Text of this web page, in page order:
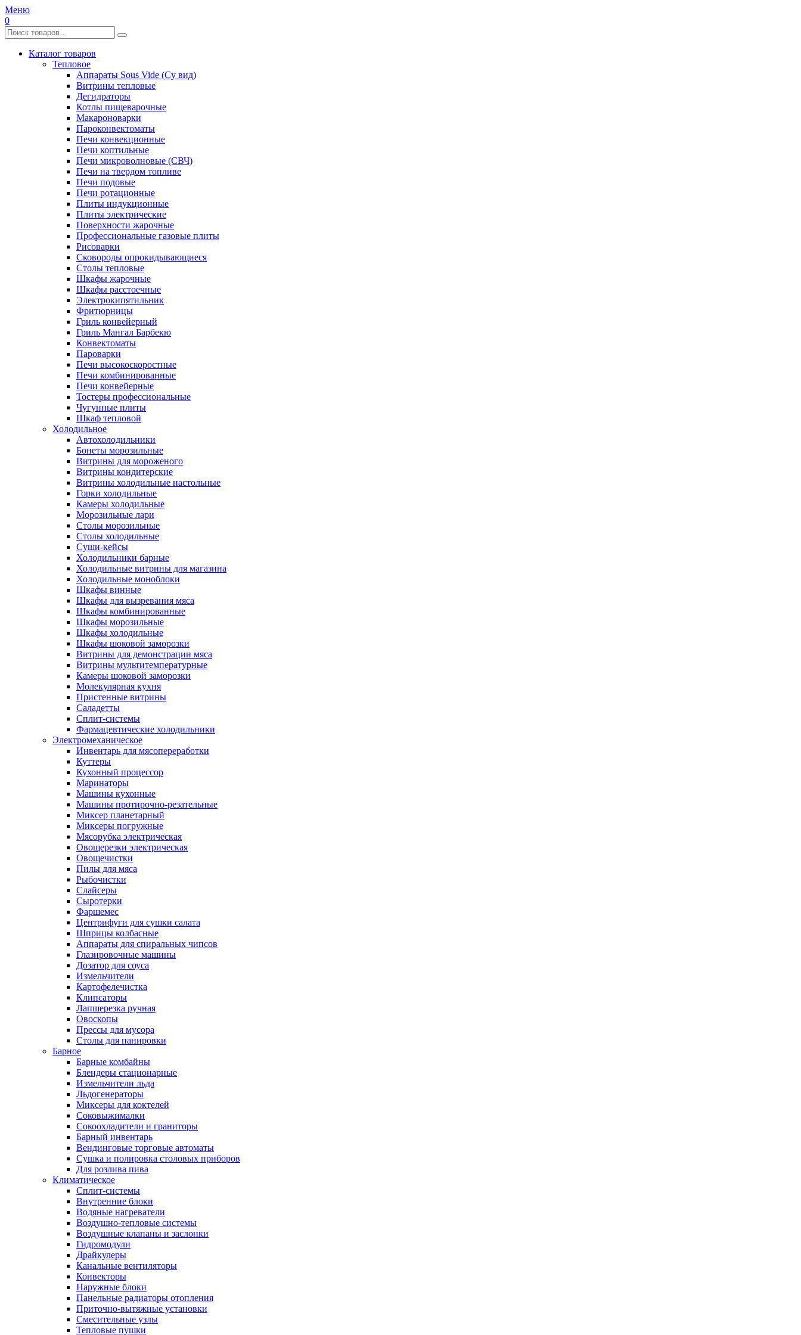
Меню
0
Каталог товаров
Тепловое
Аппараты Sous Vide (Су вид)
Витрины тепловые
Дегидраторы
Котлы пищеварочные
Макароноварки
Пароконвектоматы
Печи конвекционные
Печи коптильные
Печи микроволновые (СВЧ)
Печи на твердом топливе
Печи подовые
Печи ротационные
Плиты индукционные
Плиты электрические
Поверхности жарочные
Профессиональные газовые плиты
Рисоварки
Сковороды опрокидывающиеся
Столы тепловые
Шкафы жарочные
Шкафы расстоечные
Электрокипятильник
Фритюрницы
Гриль конвейерный
Гриль Мангал Барбекю
Конвектоматы
Пароварки
Печи высокоскоростные
Печи комбинированные
Печи конвейерные
Тостеры профессиональные
Чугунные плиты
Шкаф тепловой
Холодильное
Автохолодильники
Бонеты морозильные
Витрины для мороженого
Витрины кондитерские
Витрины холодильные настольные
Горки холодильные
Камеры холодильные
Морозильные лари
Столы морозильные
Столы холодильные
Суши-кейсы
Холодильники барные
Холодильные витрины для магазина
Холодильные моноблоки
Шкафы винные
Шкафы для вызревания мяса
Шкафы комбинированные
Шкафы морозильные
Шкафы холодильные
Шкафы шоковой заморозки
Витрины для демонстрации мяса
Витрины мультитемпературные
Камеры шоковой заморозки
Молекулярная кухня
Пристенные витрины
Саладетты
Сплит-системы
Фармацевтические холодильники
Электромеханическое
Инвентарь для мясопереработки
Куттеры
Кухонный процессор
Маринаторы
Машины кухонные
Машины протирочно-резательные
Миксер планетарный
Миксеры погружные
Мясорубка электрическая
Овощерезки электрическая
Овощечистки
Пилы для мяса
Рыбочистки
Слайсеры
Сыротерки
Фаршемес
Центрифуги для сушки салата
Шприцы колбасные
Аппараты для спиральных чипсов
Глазировочные машины
Дозатор для соуса
Измельчители
Картофелечистка
Клипсаторы
Лапшерезка ручная
Овоскопы
Прессы для мусора
Столы для панировки
Барное
Барные комбайны
Блендеры стационарные
Измельчители льда
Льдогенераторы
Миксеры для коктелей
Соковыжималки
Сокоохладители и граниторы
Барный инвентарь
Вендинговые торговые автоматы
Сушка и полировка столовых приборов
Для розлива пива
Климатическое
Сплит-системы
Внутренние блоки
Водяные нагреватели
Воздушно-тепловые системы
Воздушные клапаны и заслонки
Гидромодули
Драйкулеры
Канальные вентиляторы
Конвекторы
Наружные блоки
Панельные радиаторы отопления
Приточно-вытяжные установки
Смесительные узлы
Тепловые пушки